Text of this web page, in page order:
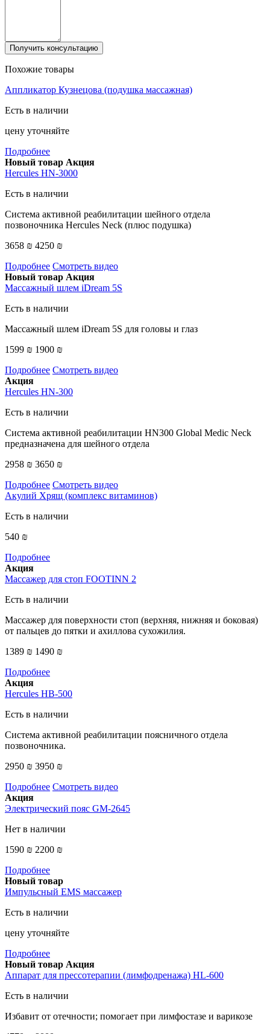
Получить консультацию
Похожие товары
Аппликатор Кузнецова (подушка массажная)
Есть в наличии
цену уточняйте
Подробнее
Новый товар Акция
Hercules HN-3000
Есть в наличии
Система активной реабилитации шейного отдела
позвоночника Hercules Neck (плюс подушка)
3658 ₪ 4250 ₪
Подробнее Смотреть видео
Новый товар Акция
Массажный шлем iDream 5S
Есть в наличии
Массажный шлем iDream 5S для головы и глаз
1599 ₪ 1900 ₪
Подробнее Смотреть видео
Акция
Hercules HN-300
Есть в наличии
Система активной реабилитации HN300 Global Medic Neck
предназначена для шейного отдела
2958 ₪ 3650 ₪
Подробнее Смотреть видео
Акулий Хрящ (комплекс витаминов)
Есть в наличии
540 ₪
Подробнее
Акция
Массажер для стоп FOOTINN 2
Есть в наличии
Массажер для поверхности стоп (верхняя, нижняя и боковая)
от пальцев до пятки и ахиллова сухожилия.
1389 ₪ 1490 ₪
Подробнее
Акция
Hercules HB-500
Есть в наличии
Система активной реабилитации поясничного отдела
позвоночника.
2950 ₪ 3950 ₪
Подробнее Смотреть видео
Акция
Электрический пояс GM-2645
Нет в наличии
1590 ₪ 2200 ₪
Подробнее
Новый товар
Импульсный EMS массажер
Есть в наличии
цену уточняйте
Подробнее
Новый товар Акция
Аппарат для прессотерапии (лимфодренажа) HL-600
Есть в наличии
Избавит от отечности; помогает при лимфостазе и варикозе